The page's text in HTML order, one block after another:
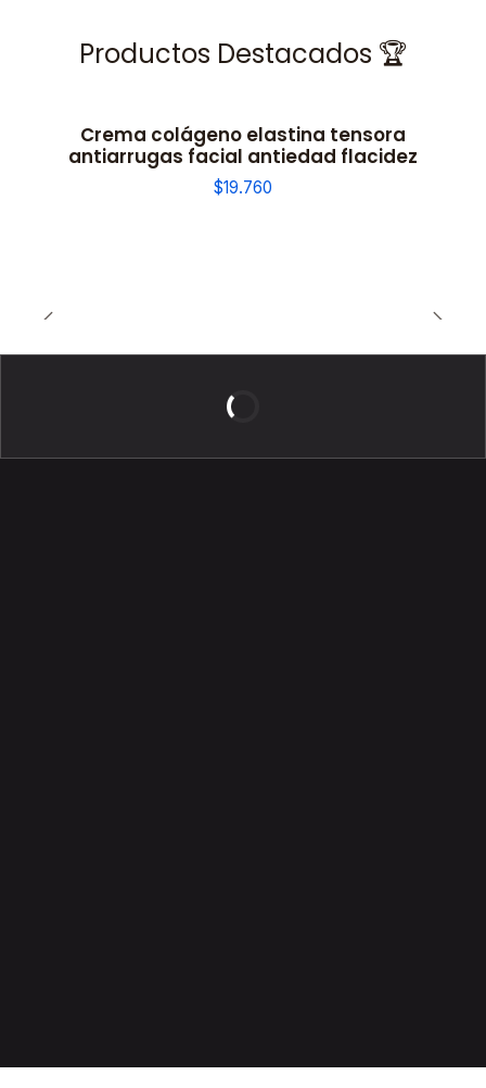
Productos Destacados 🏆
Crema colágeno elastina tensora
antiarrugas facial antiedad flacidez
$19.760